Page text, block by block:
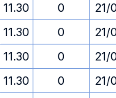
11.30 0
21/
11.30 0
21/
11.30 0
21/
11.30 0
21/